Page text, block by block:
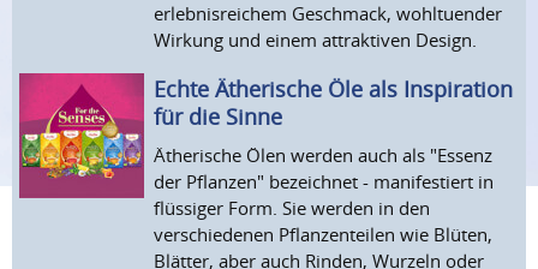
erlebnisreichem Geschmack, wohltuender
Wirkung und einem attraktiven Design.
Echte Ätherische Öle als Inspiration
für die Sinne
Ätherische Ölen werden auch als "Essenz
der Pflanzen" bezeichnet - manifestiert in
flüssiger Form. Sie werden in den
verschiedenen Pflanzenteilen wie Blüten,
Blätter, aber auch Rinden, Wurzeln oder